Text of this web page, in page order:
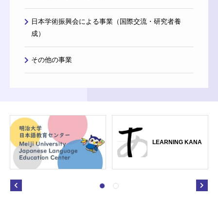
日本学術振興会による事業（国際交流・研究者養
成）
その他の事業
LEARNING KANA